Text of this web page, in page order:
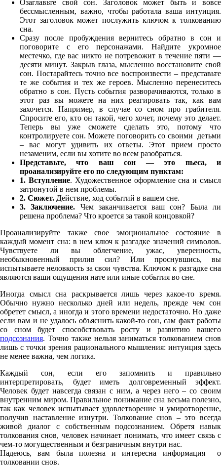
Озаглавьте свой сон. Заголовок может быть и вовсе
бессмысленным, важно, чтобы работала ваша интуиция.
Этот заголовок может послужить ключом к толкованию
сна.
Сразу после пробуждения вернитесь обратно в сон и
поговорите с его персонажами. Найдите укромное
местечко, где вас никто не потревожит в течение пяти —
десяти минут. Закрыв глаза, мысленно восстановите свой
сон. Постарайтесь точно все воспроизвести – представьте
те же события и тех же героев. Мысленно перенеситесь
обратно в сон. Пусть события разворачиваются, только в
этот раз вы можете на них реагировать так, как вам
захочется. Например, в случае со сном про грабителя.
Спросите его, кто он такой, чего хочет, почему это делает.
Теперь вы уже сможете сделать это, потому что
контролируете сон. Можете поговорить со своими детьми
– вас могут удивить их ответы. Этот прием просто
незаменим, если вы хотите во всем разобраться.
Представьте, что ваш сон — это пьеса, и
проанализируйте его по следующим пунктам:
1. Вступление. Художественное оформление сна и смысл
затронутой в нем проблемы.
2. Сюжет. Действие, ход событий в вашем сне.
3.Заключение. Чем заканчивается ваш сон? Была ли
решена проблема? Что кроется за такой концовкой?
Проанализируйте также свое эмоциональное состояние в
каждый момент сна: в нем ключ к разгадке значений символов.
Чувствуете ли вы облегчение, ужас, уверенность,
необыкновенный прилив сил? Или проснувшись, вы
испытываете неловкость за свои чувства. Ключом к разгадке сна
являются ваши ощущения нате или иные события во сне.
Иногда смысл сна раскрывается лишь через какое-то время.
Обычно нужно несколько дней или недель, прежде чем сон
обретет смысл, а иногда и этого времени недостаточно. Но даже
если вам и не удалось объяснить какой-то сон, сам факт работы
со сном будет способствовать росту и развитию вашего
подсознания. Точно также нельзя заниматься толкованием снов
лишь с точки зрения рационального мышления: интуиция здесь
не менее важна, чем логика.
Каждый сон, если его запомнить и правильно
интерпретировать, будет иметь долговременный эффект.
Человек будет навсегда связан с ним, а через него – со своим
внутренним миром. Правильное понимание сна весьма полезно,
так как человек испытывает удовлетворение и умиротворение,
получив наставление изнутри. Толкование снов – это всегда
живой диалог с собственным подсознанием. Обретя навык
толкования снов, человек начинает понимать, что имеет связь с
чем-то могущественным и безграничным внутри нас.
Надеюсь, вам была полезна и интересна информация о
толковании снов.